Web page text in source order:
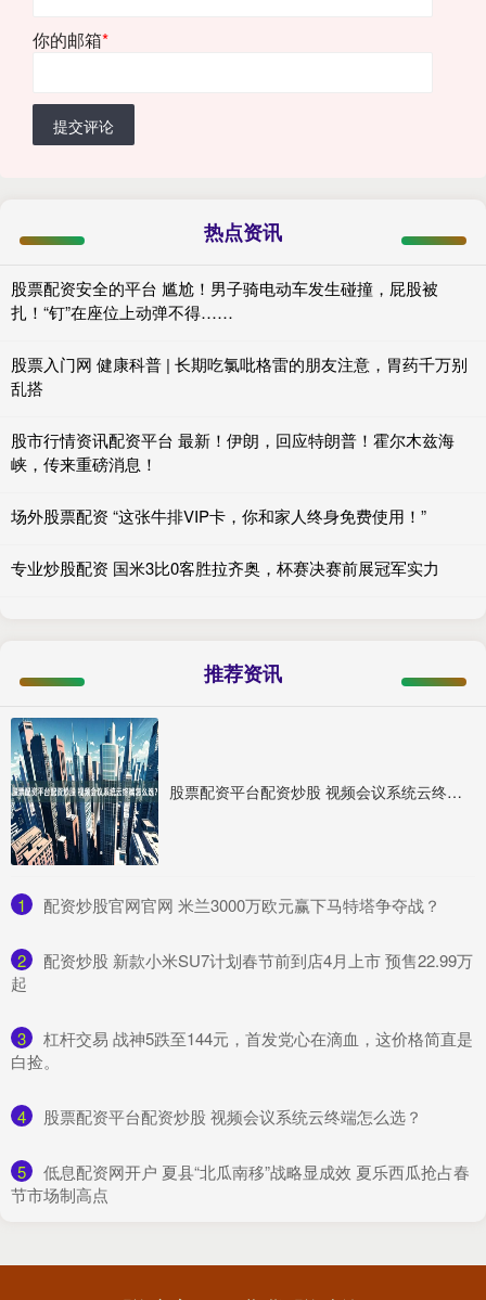
你的邮箱*
提交评论
热点资讯
股票配资安全的平台 尴尬！男子骑电动车发生碰撞，屁股被
扎！“钉”在座位上动弹不得……
股票入门网 健康科普 | 长期吃氯吡格雷的朋友注意，胃药千万别
乱搭
股市行情资讯配资平台 最新！伊朗，回应特朗普！霍尔木兹海
峡，传来重磅消息！
场外股票配资 “这张牛排VIP卡，你和家人终身免费使用！”
专业炒股配资 国米3比0客胜拉齐奥，杯赛决赛前展冠军实力
推荐资讯
股票配资平台配资炒股 视频会议系统云终端怎么选？
1 ​配资炒股官网官网 米兰3000万欧元赢下马特塔争夺战？
2
​配资炒股 新款小米SU7计划春节前到店4月上市 预售22.99万
起
3
​杠杆交易 战神5跌至144元，首发党心在滴血，这价格简直是
白捡。
4 ​股票配资平台配资炒股 视频会议系统云终端怎么选？
5
​低息配资网开户 夏县“北瓜南移”战略显成效 夏乐西瓜抢占春
节市场制高点